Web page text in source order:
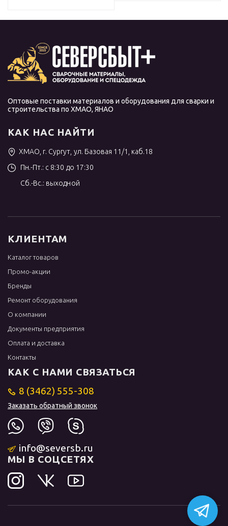
Оптовые поставки материалов и оборудования для сварки и
строительства по ХМАО, ЯНАО
КАК НАС НАЙТИ
ХМАО, г. Сургут, ул. Базовая 11/1, каб.18
Пн.-Пт.: с 8:30 до 17:30
Сб.-Вс.: выходной
КЛИЕНТАМ
Каталог товаров
Промо-акции
Бренды
Ремонт оборудования
О компании
Документы предприятия
Оплата и доставка
Контакты
КАК С НАМИ СВЯЗАТЬСЯ
8 (3462) 555-308
Заказать обратный звонок
info@seversb.ru
МЫ В СОЦСЕТЯХ